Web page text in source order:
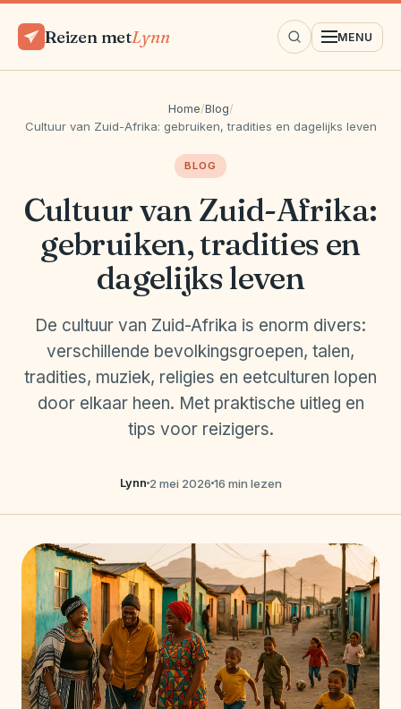
Reizen metLynn MENU
Home/Blog/
Cultuur van Zuid-Afrika: gebruiken, tradities en dagelijks leven
BLOG
Cultuur van Zuid-Afrika:
gebruiken, tradities en
dagelijks leven
De cultuur van Zuid-Afrika is enorm divers:
verschillende bevolkingsgroepen, talen,
tradities, muziek, religies en eetculturen lopen
door elkaar heen. Met praktische uitleg en
tips voor reizigers.
Lynn 2 mei 2026 16 min lezen